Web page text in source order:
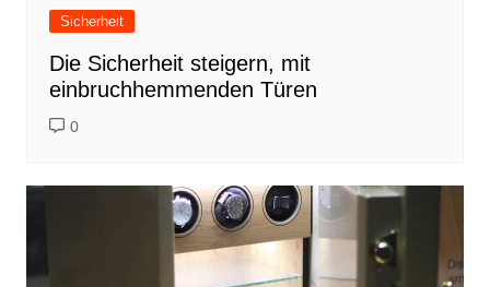
Sicherheit
Die Sicherheit steigern, mit
einbruchhemmenden Türen
0